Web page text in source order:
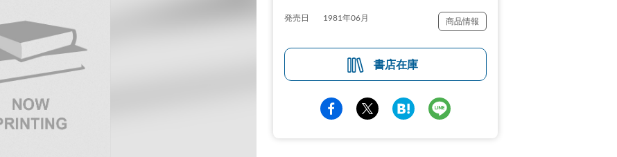
発売日 1981年06月 商品情報
書店在庫